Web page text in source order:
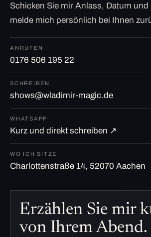
Schicken Sie mir Anlass, Datum und
melde mich persönlich bei Ihnen
ANRUFEN
0176 506 195 22
SCHREIBEN
shows@wladimir-magic.de
WHATSAPP
Kurz und direkt schreiben ↗
WO ICH SITZE
Charlottenstraße 14, 52070 Aachen
Erzählen Sie mir
von Ihrem Abend.